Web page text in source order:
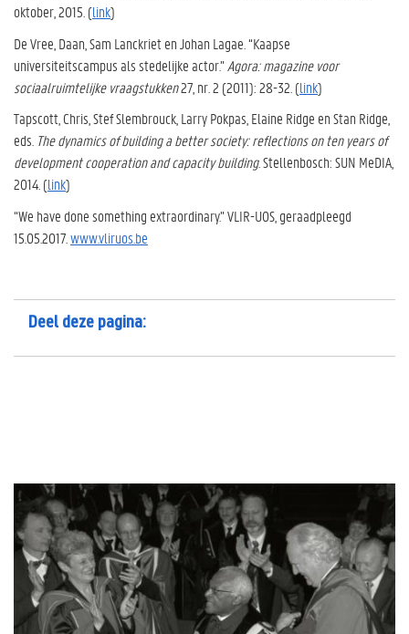
oktober, 2015. (link)
De Vree, Daan, Sam Lanckriet en Johan Lagae. “Kaapse
universiteitscampus als stedelijke actor.”Agora: magazine voor
sociaalruimtelijke vraagstukken27, nr. 2 (2011): 28-32. (link)
Tapscott, Chris, Stef Slembrouck, Larry Pokpas, Elaine Ridge en Stan Ridge,
eds. The dynamics of building a better society: reflections on ten years of
development cooperation and capacity building. Stellenbosch: SUN MeDIA,
2014. (link)
“We have done something extraordinary.” VLIR-UOS, geraadpleegd
15.05.2017. www.vliruos.be
Deel deze pagina: